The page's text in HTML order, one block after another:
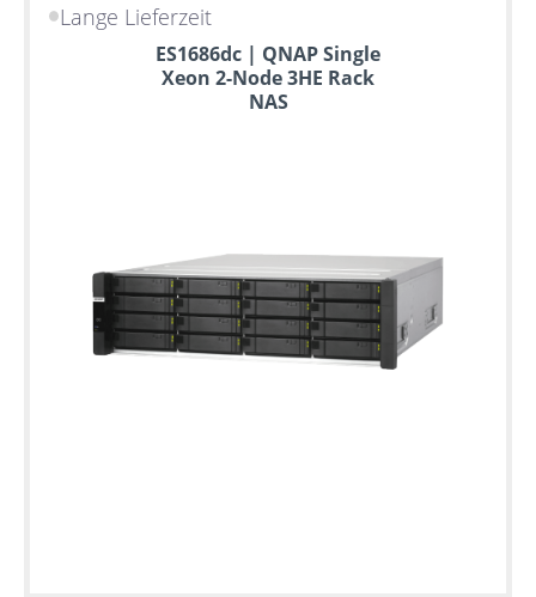
Lange Lieferzeit
ES1686dc | QNAP Single
Xeon 2-Node 3HE Rack
NAS